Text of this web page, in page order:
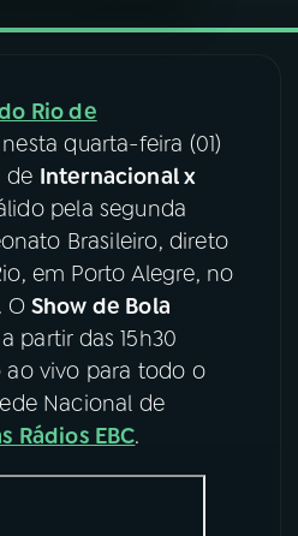
Facebook
X
Rio de
quarta-feira (01)
de Internacional x
pela segunda
Brasileiro, direto
em Porto Alegre, no
O Show de Bola
partir das 15h30
ao vivo para todo o
Nacional de
Rádios EBC.